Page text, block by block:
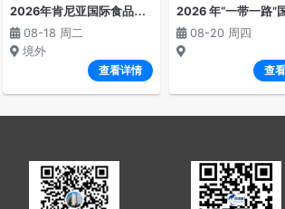
2
026年肯尼亚国际食品及农业展览会
08-18 周二
境外
查看详情
08-20 周四
查